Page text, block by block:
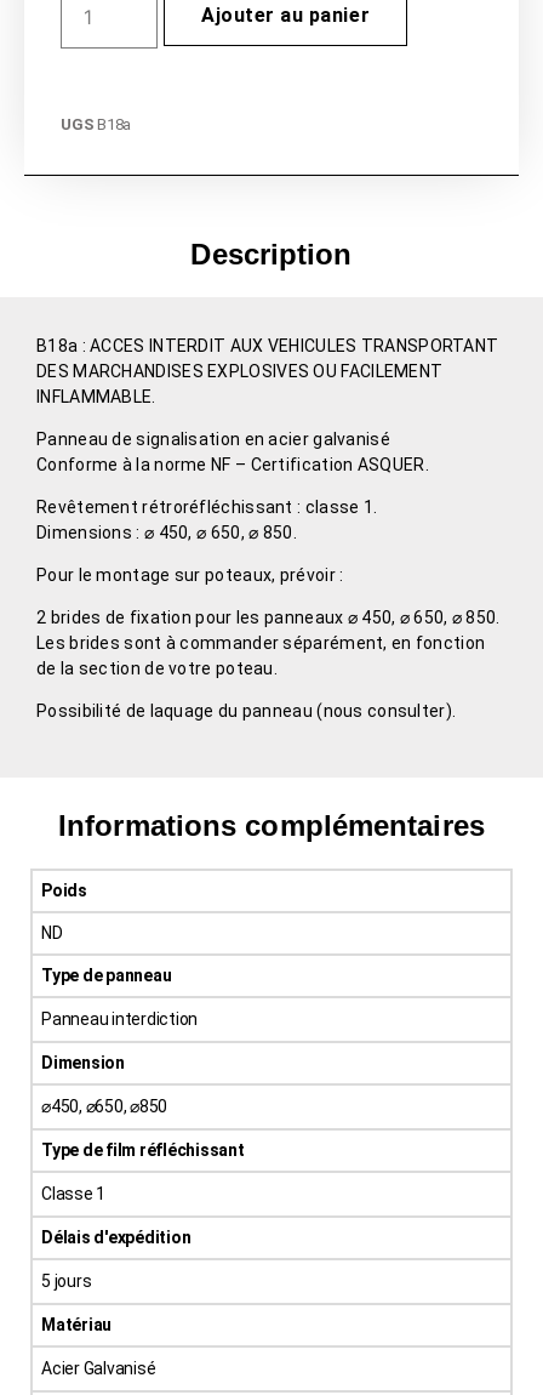
Ajouter au panier
UGSB18a
Description
B18a : ACCES INTERDIT AUX VEHICULES TRANSPORTANT
DES MARCHANDISES EXPLOSIVES OU FACILEMENT
INFLAMMABLE.
Panneau de signalisation en acier galvanisé
Conforme à la norme NF – Certification ASQUER.
Revêtement rétroréfléchissant : classe 1.
Dimensions : ⌀ 450, ⌀ 650, ⌀ 850.
Pour le montage sur poteaux, prévoir :
2 brides de fixation pour les panneaux ⌀ 450, ⌀ 650, ⌀ 850.
Les brides sont à commander séparément, en fonction
de la section de votre poteau.
Possibilité de laquage du panneau (nous consulter).
Informations complémentaires
Poids
ND
Type de panneau
Panneau interdiction
Dimension
⌀450, ⌀650, ⌀850
Type de film réfléchissant
Classe 1
Délais d'expédition
5 jours
Matériau
Acier Galvanisé